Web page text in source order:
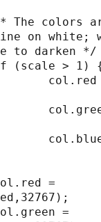
on white;
to darken */